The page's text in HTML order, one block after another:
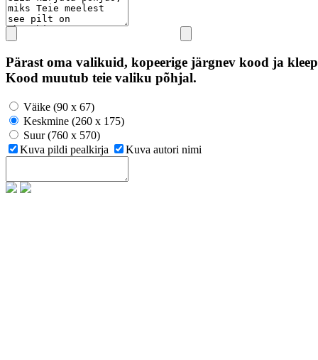
Pärast oma valikuid, kopeerige järgnev kood ja
Kood muutub teie valiku põhjal.
Väike (90 x 67)
Keskmine (260 x 175)
Suur (760 x 570)
Kuva pildi pealkirja
Kuva autori nimi